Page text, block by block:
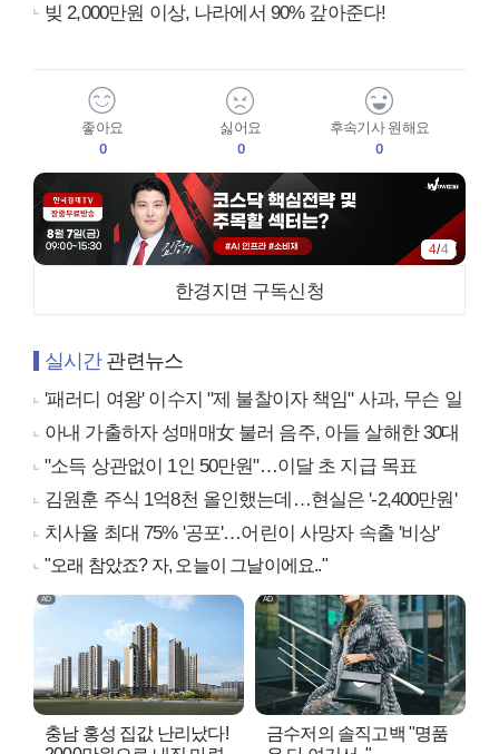
빚 2,000만원 이상, 나라에서 90% 갚아준다!
좋아요
0
싫어요
0
후속기사 원해요
0
4/4
한경지면 구독신청
실시간관련뉴스
'패러디 여왕' 이수지 "제 불찰이자 책임" 사과, 무슨 일
아내 가출하자 성매매女 불러 음주, 아들 살해한 30대
"소득 상관없이 1인 50만원"…이달 초 지급 목표
김원훈 주식 1억8천 올인했는데…현실은 '-2,400만원'
치사율 최대 75% '공포'…어린이 사망자 속출 '비상'
"오래 참았죠? 자, 오늘이 그날이에요.."
충남 홍성 집값 난리났다!
금수저의 솔직고백 "명품